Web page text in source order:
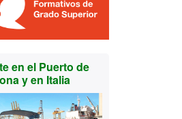
en el Puerto de
y en Italia